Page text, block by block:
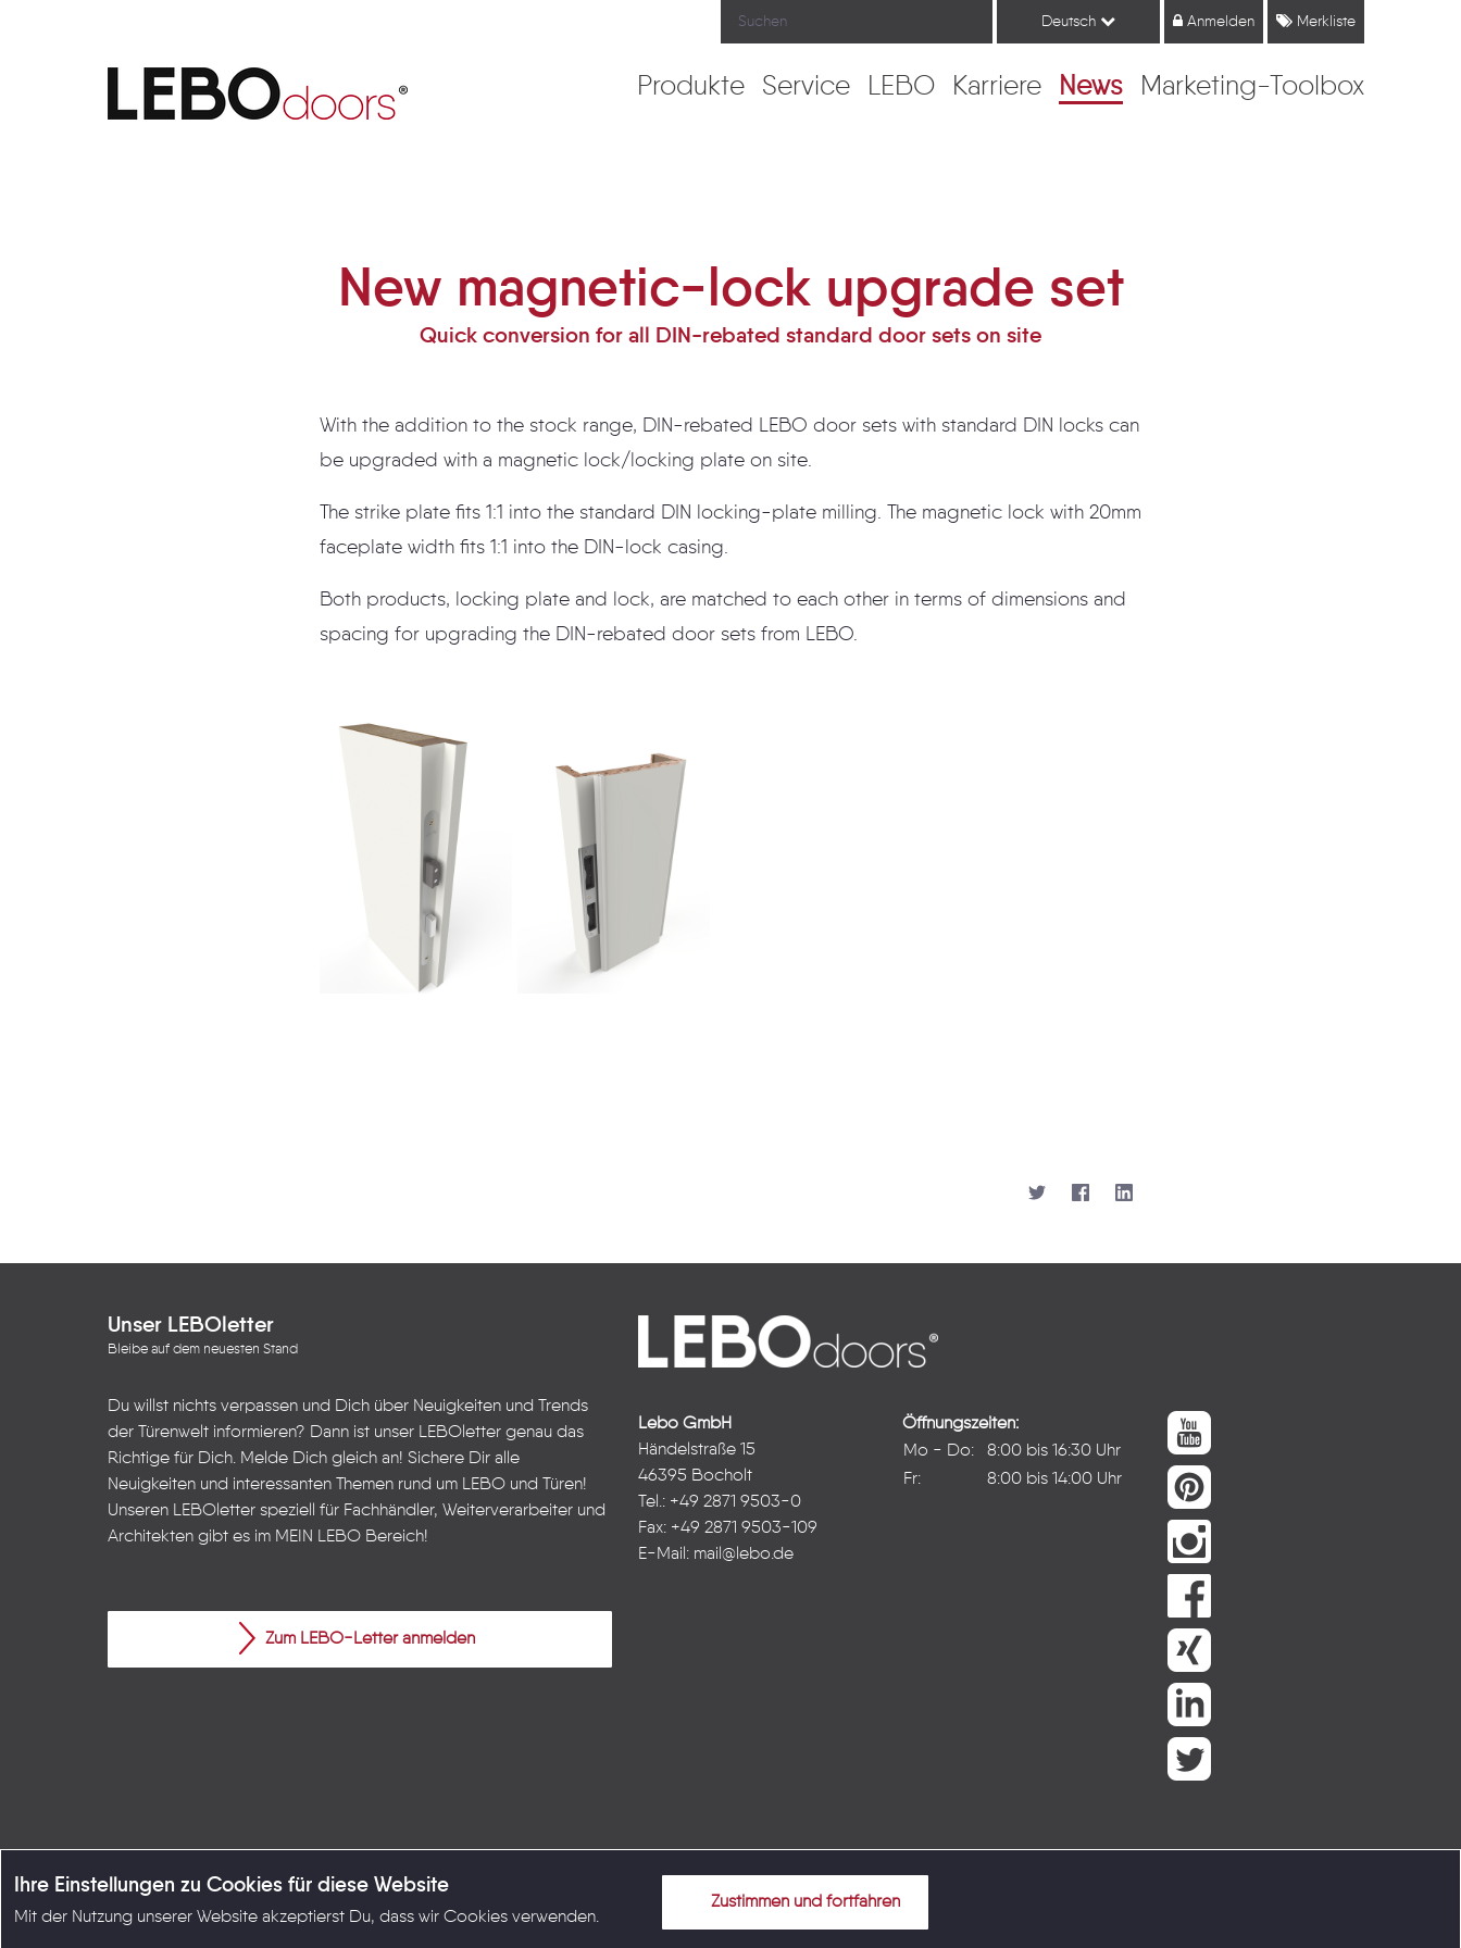
Ihre Einstellungen zu Cookies für diese Website
Mit der Nutzung unserer Website akzeptierst Du, dass wir Cookies verwenden.
Zustimmen und fortfahren
Deutsch Anmelden Merkliste
Produkte Service LEBO Karriere News Marketing-Toolbox
New magnetic-lock upgrade set
Quick conversion for all DIN-rebated standard door sets on site
With the addition to the stock range, DIN-rebated LEBO door sets with standard DIN locks can
be upgraded with a magnetic lock/locking plate on site.
The strike plate fits 1:1 into the standard DIN locking-plate milling. The magnetic lock with 20mm
faceplate width fits 1:1 into the DIN-lock casing.
Both products, locking plate and lock, are matched to each other in terms of dimensions and
spacing for upgrading the DIN-rebated door sets from LEBO.
Unser LEBOletter
Bleibe auf dem neuesten Stand
Du willst nichts verpassen und Dich über Neuigkeiten und Trends
der Türenwelt informieren? Dann ist unser LEBOletter genau das
Richtige für Dich. Melde Dich gleich an! Sichere Dir alle
Neuigkeiten und interessanten Themen rund um LEBO und Türen!
Unseren LEBOletter speziell für Fachhändler, Weiterverarbeiter und
Architekten gibt es im MEIN LEBO Bereich!
Zum LEBO-Letter anmelden
Lebo GmbH
Händelstraße 15
46395 Bocholt
Tel.: +49 2871 9503-0
Fax: +49 2871 9503-109
E-Mail: mail@lebo.de
Öffnungszeiten:
Mo - Do:
8:00 bis 16:30 Uhr
Fr:
8:00 bis 14:00 Uhr
© Copyright LEBO GmbH 2026